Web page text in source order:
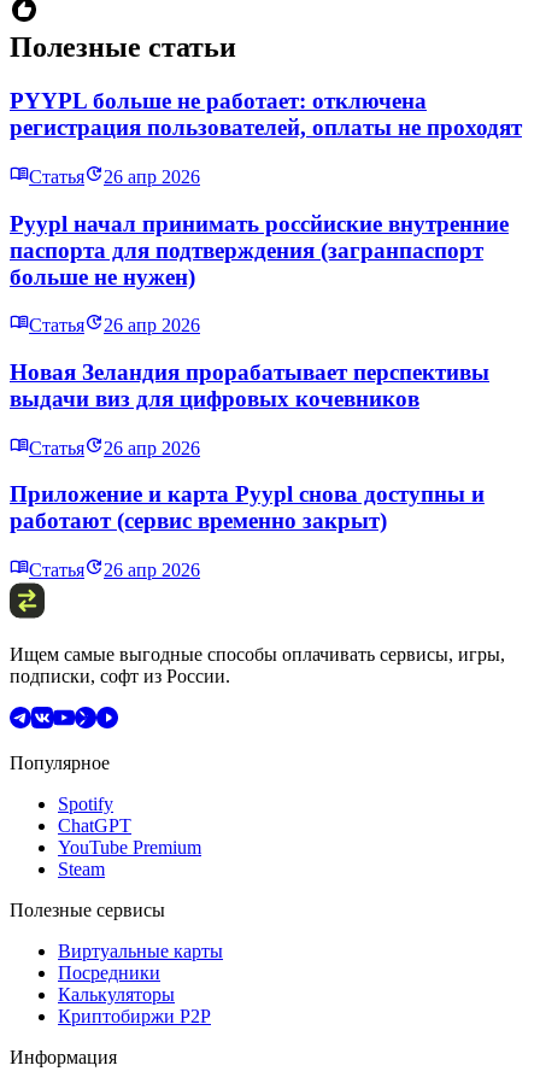
Полезные статьи
PYYPL больше не работает: отключена
регистрация пользователей, оплаты не проходят
Статья 26 апр 2026
Pyypl начал принимать россйиские внутренние
паспорта для подтверждения (загранпаспорт
больше не нужен)
Статья 26 апр 2026
Новая Зеландия прорабатывает перспективы
выдачи виз для цифровых кочевников
Статья 26 апр 2026
Приложение и карта Pyypl снова доступны и
работают (сервис временно закрыт)
Статья 26 апр 2026
Ищем самые выгодные способы оплачивать сервисы, игры,
подписки, софт из России.
Популярное
Spotify
ChatGPT
YouTube Premium
Steam
Полезные сервисы
Виртуальные карты
Посредники
Калькуляторы
Криптобиржи P2P
Информация